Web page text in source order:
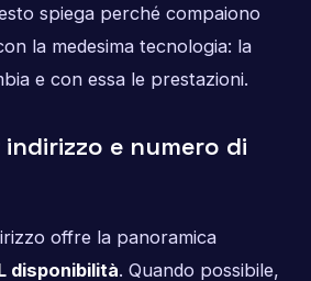
spiega perché compaiono
la medesima tecnologia: la
e con essa le prestazioni.
e numero di
offre la panoramica
disponibilità. Quando possibile,